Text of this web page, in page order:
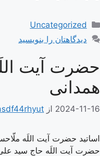
دسته‌ها
Uncategorized
دیدگاهتان را بنویسید
حضرت آیت
همدانی
2024-11-16 از
اساتید حضرت آیت اللَه
حضرت آیت اللَه حاج سید